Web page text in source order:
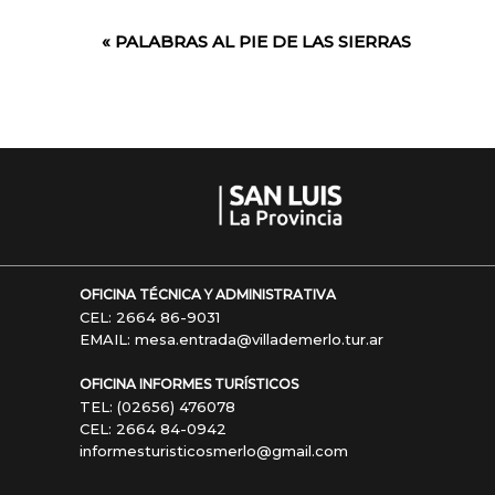
Evento
« PALABRAS AL PIE DE LAS SIERRAS
OFICINA TÉCNICA Y ADMINISTRATIVA
CEL: 2664 86-9031
EMAIL: mesa.entrada@villademerlo.tur.ar
OFICINA INFORMES TURÍSTICOS
TEL: (02656) 476078
CEL: 2664 84-0942
informesturisticosmerlo@gmail.com